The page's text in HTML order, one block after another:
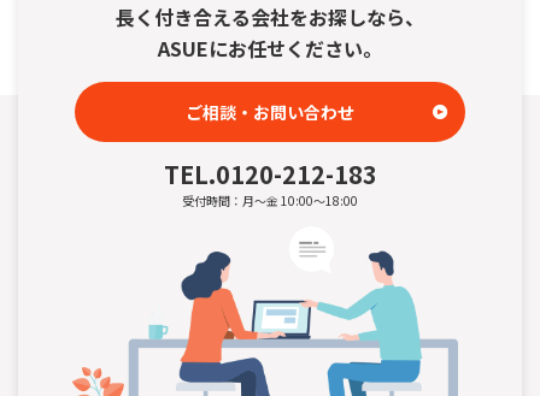
長く付き合える会社をお探しなら、
ASUEにお任せください。
ご相談・お問い合わせ
TEL.0120-212-183
受付時間：月～金 10:00～18:00